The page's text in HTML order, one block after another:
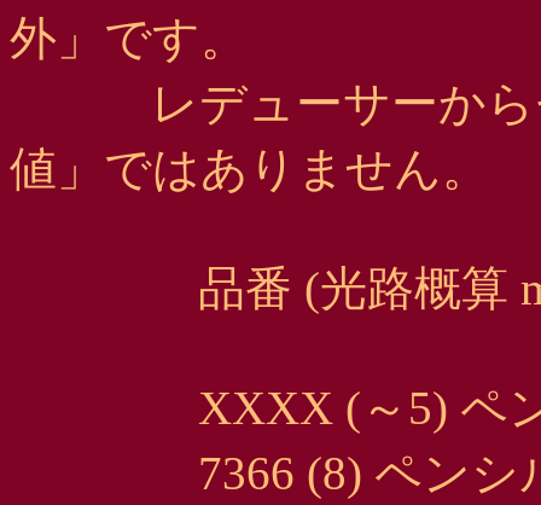
外」です。
レデューサーからセ
値」ではありません。
品番 (光路概算
XXXX (～5) ペンシ
7366 (8) ペンシル